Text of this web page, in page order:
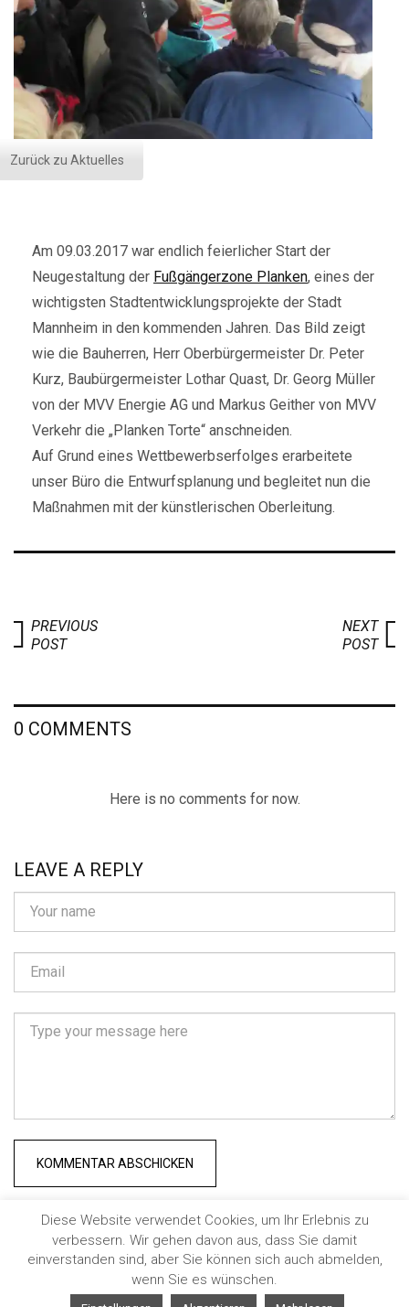
Zurück zu Aktuelles
Am 09.03.2017 war endlich feierlicher Start der
Neugestaltung der Fußgängerzone Planken, eines der
wichtigsten Stadtentwicklungsprojekte der Stadt
Mannheim in den kommenden Jahren. Das Bild zeigt
wie die Bauherren, Herr Oberbürgermeister Dr. Peter
Kurz, Baubürgermeister Lothar Quast, Dr. Georg Müller
von der MVV Energie AG und Markus Geither von MVV
Verkehr die „Planken Torte“ anschneiden.
Auf Grund eines Wettbewerbserfolges erarbeitete
unser Büro die Entwurfsplanung und begleitet nun die
Maßnahmen mit der künstlerischen Oberleitung.
PREVIOUS
POST
NEXT
POST
0 COMMENTS
Here is no comments for now.
LEAVE A REPLY
KOMMENTAR ABSCHICKEN
COPYRIGHT © 2022. HOLL | WIEDEN | PARTNERSCHAFT
DATENSCHUTZERKLÄRUNG|IMPRESSUM
Diese Website verwendet Cookies, um Ihr Erlebnis zu
verbessern. Wir gehen davon aus, dass Sie damit
einverstanden sind, aber Sie können sich auch abmelden,
wenn Sie es wünschen.